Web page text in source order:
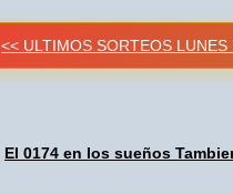
<< ULTIMOS SORTEOS
El 0174 en los sueños